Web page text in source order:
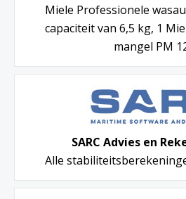
Miele Professionele
capaciteit van 6,5 kg, 1
mangel PM
SARC Advies en
Alle